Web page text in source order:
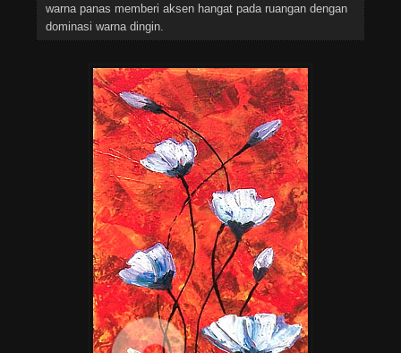
warna panas memberi aksen hangat pada ruangan dengan
dominasi warna dingin.